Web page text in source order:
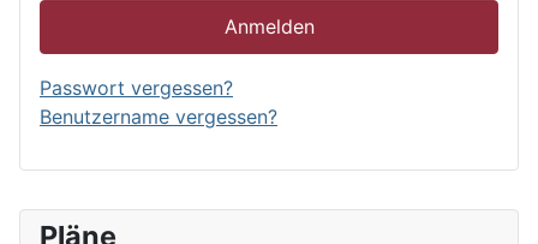
Pläne
Anmelden
Passwort vergessen?
Benutzername vergessen?